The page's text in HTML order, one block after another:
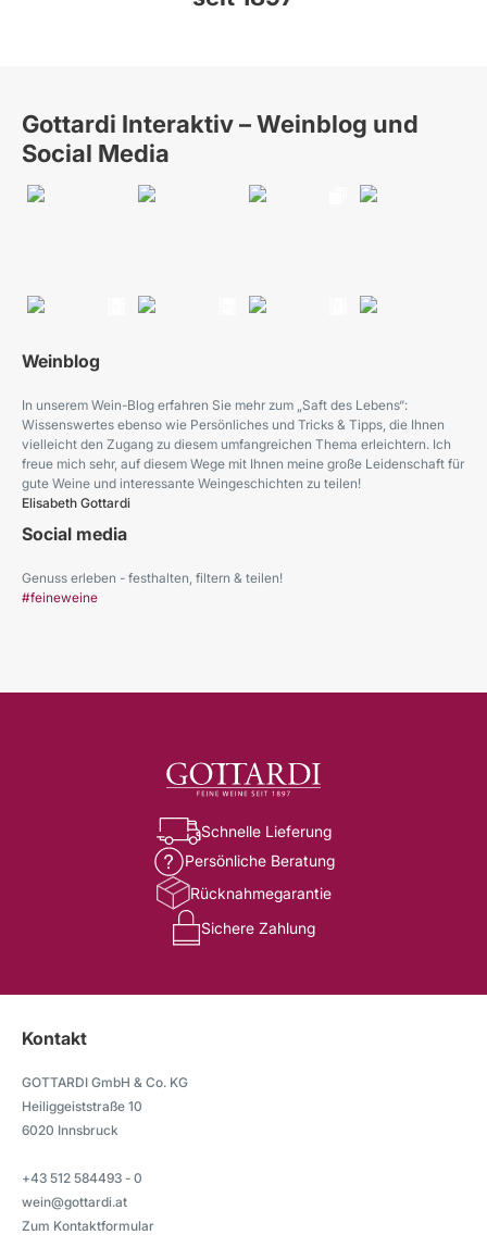
Gottardi Interaktiv – Weinblog und
Social Media
Weinblog
In unserem Wein-Blog erfahren Sie mehr zum „Saft des Lebens“:
Wissenswertes ebenso wie Persönliches und Tricks & Tipps, die Ihnen
vielleicht den Zugang zu diesem umfangreichen Thema erleichtern. Ich
freue mich sehr, auf diesem Wege mit Ihnen meine große Leidenschaft für
gute Weine und interessante Weingeschichten zu teilen!
Elisabeth Gottardi
Social media
Genuss erleben - festhalten, filtern & teilen!
#feineweine
Schnelle Lieferung
Persönliche Beratung
Rücknahmegarantie
Sichere Zahlung
Kontakt
GOTTARDI GmbH & Co. KG
Heiliggeiststraße 10
6020 Innsbruck
+43 512 584493 - 0
wein@gottardi.at
Zum Kontaktformular